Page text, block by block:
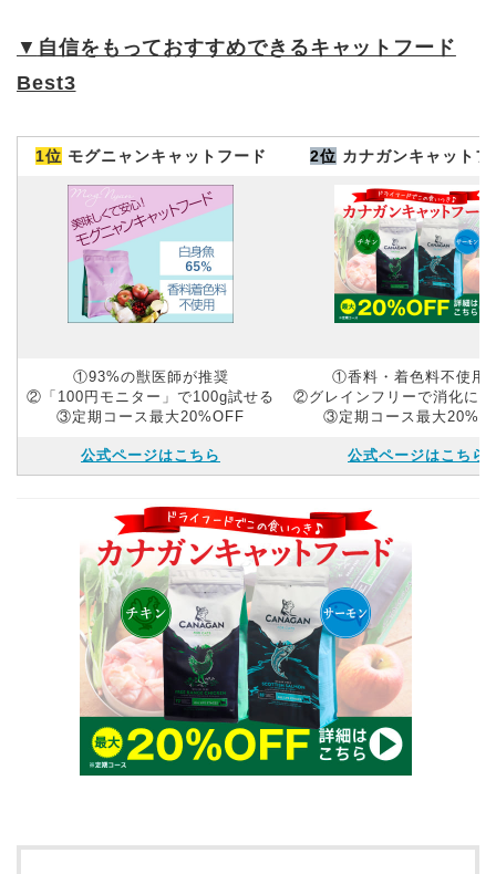
▼ 自信をもっておすすめできるキャットフード
Best3
1位 モグニャンキャットフード 2位 カナガンキャットフ
①93%の獣医師が推奨
②「100円モニター」で100g試せる
③定期コース最大20%OFF
①香料・着色料不使用
②グレインフリーで消化に
③定期コース最大
公式ページはこちら 公式ページはこちら